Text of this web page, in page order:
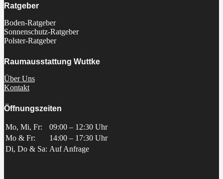
Ratgeber
Boden-Ratgeber
Sonnenschutz-Ratgeber
Polster-Ratgeber
Raumausstattung Wuttke
Über Uns
Kontakt
Öffnungszeiten
Mo, Mi, Fr:
09:00 – 12:30 Uhr
Mo & Fr:
14:00 – 17:30 Uhr
Di, Do & Sa: Auf Anfrage